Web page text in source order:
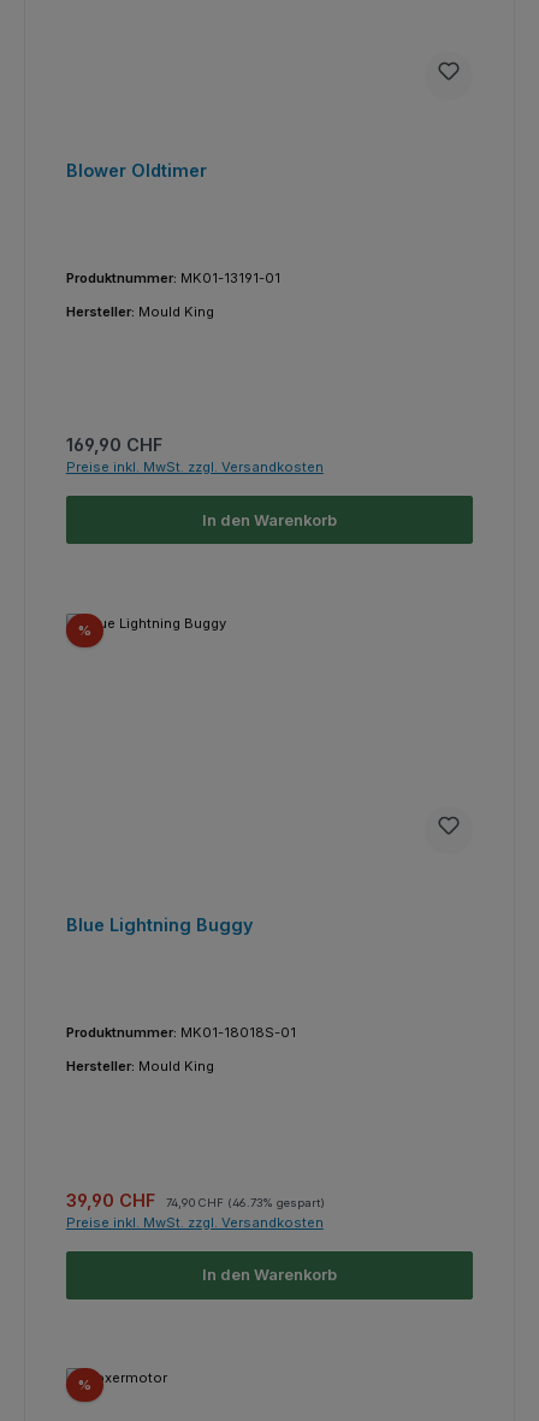
Blower Oldtimer
Produktnummer: MK01-13191-01
Hersteller: Mould King
Regulärer Preis:
169,90 CHF
Preise inkl. MwSt. zzgl. Versandkosten
In den Warenkorb
%Rabatt
Blue Lightning Buggy
Produktnummer: MK01-18018S-01
Hersteller: Mould King
Verkaufspreis:
39,90 CHF 74,90 CHF (46.73% gespart)
Preise inkl. MwSt. zzgl. Versandkosten
In den Warenkorb
%Rabatt